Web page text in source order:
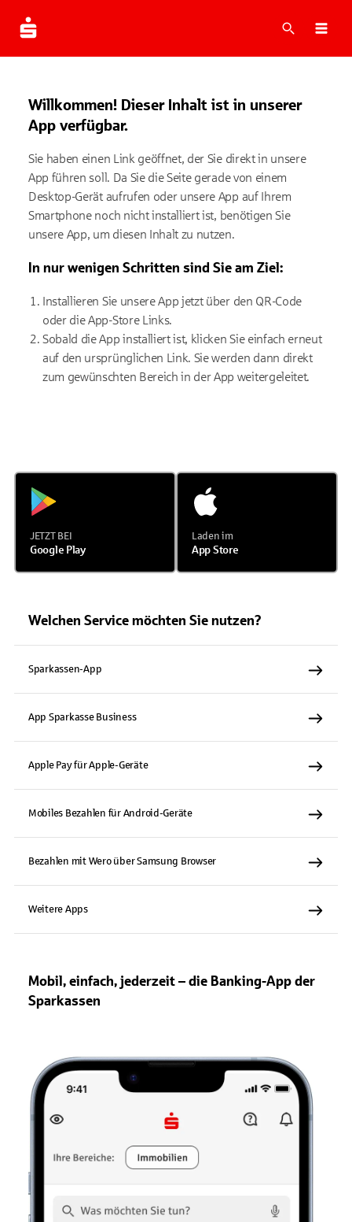
Suche
Willkommen! Dieser Inhalt ist in unserer
App verfügbar.
Sie haben einen Link geöffnet, der Sie direkt in unsere
App führen soll. Da Sie die Seite gerade von einem
Desktop-Gerät aufrufen oder unsere App auf Ihrem
Smartphone noch nicht installiert ist, benötigen Sie
unsere App, um diesen Inhalt zu nutzen.
In nur wenigen Schritten sind Sie am Ziel:
Installieren Sie unsere App jetzt über den QR-Code
oder die App-Store Links.
Sobald die App installiert ist, klicken Sie einfach erneut
auf den ursprünglichen Link. Sie werden dann direkt
zum gewünschten Bereich in der App weitergeleitet.
JETZT BEI
Google Play
Laden im
App Store
Welchen Service möchten Sie nutzen?
Sparkassen-App
App Sparkasse Business
Apple Pay für Apple-Geräte
Mobiles Bezahlen für Android-Geräte
Bezahlen mit Wero über Samsung Browser
Weitere Apps
Mobil, einfach, jederzeit – die Banking-App der
Sparkassen